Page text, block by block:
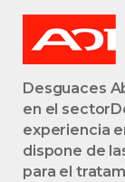
Desguaces
en el
experiencia
dispone de
para el